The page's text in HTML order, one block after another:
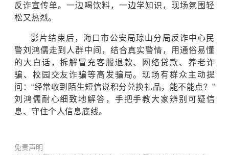
反诈宣传单。一边喝饮料，一边学知识，现场氛围轻
松又热烈。
影片结束后，海口市公安局琼山分局反诈中心民
警刘鸿儒走到人群中间，结合真实警情，用通俗易懂
的大白话，拆解冒充客服退款、网络贷款、养老诈
骗、校园交友诈骗等高发骗局。现场有群众主动提
问：“经常收到陌生短信说积分兑换礼品，能不能点？”
刘鸿儒耐心细致地解答，手把手教大家辨别可疑信
息、守住个人信息底线。
免责声明